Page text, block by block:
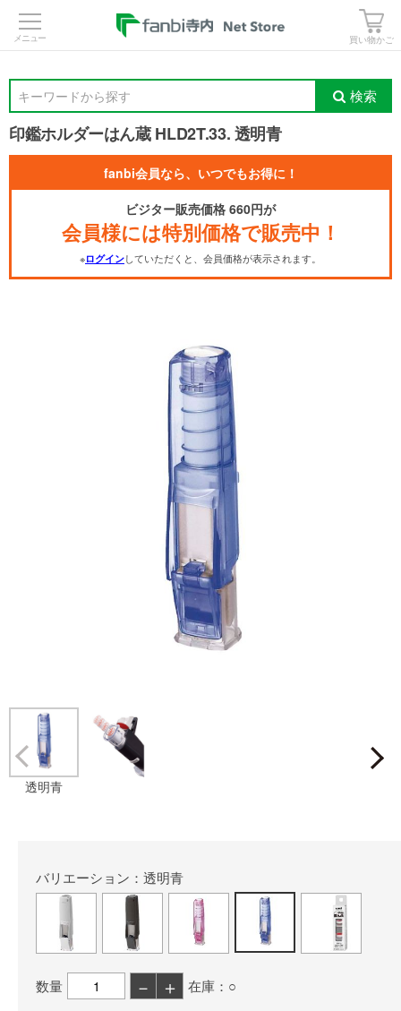
買い物かご
キーワードから探す 検索
印鑑ホルダーはん蔵 HLD2T.33. 透明青
fanbi会員なら、いつでもお得に！
ビジター販売価格 660円が
会員様には特別価格で販売中！
※ログインしていただくと、会員価格が表示されます。
透明青
Prev
バリエーション：透明青
数量 － ＋
在庫：○